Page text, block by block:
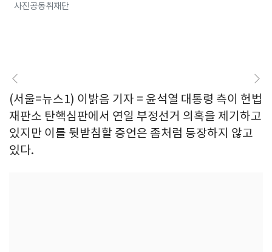
사진공동취재단
(서울=뉴스1) 이밝음 기자 = 윤석열 대통령 측이 헌법
재판소 탄핵심판에서 연일 부정선거 의혹을 제기하고
있지만 이를 뒷받침할 증언은 좀처럼 등장하지 않고
있다.